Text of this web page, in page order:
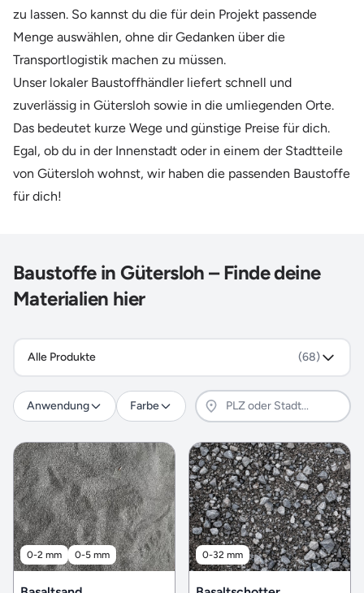
zu lassen. So kannst du die für dein Projekt passende
Menge auswählen, ohne dir Gedanken über die
Transportlogistik machen zu müssen.
Unser lokaler Baustoffhändler liefert schnell und
zuverlässig in Gütersloh sowie in die umliegenden Orte.
Das bedeutet kurze Wege und günstige Preise für dich.
Egal, ob du in der Innenstadt oder in einem der Stadtteile
von Gütersloh wohnst, wir haben die passenden Baustoffe
für dich!
Baustoffe in Gütersloh – Finde deine
Materialien hier
Alle Produkte (68)
Anwendung Farbe
0-2 mm 0-5 mm 0-32 mm